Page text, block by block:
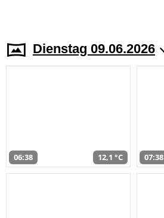
Dienstag 09.06.2026
06:38 12,1 °C 07:38